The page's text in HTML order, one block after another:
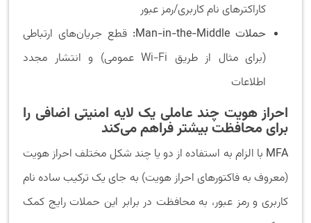
کاراکترهای نام کاربری/رمز عبور
حملات Man-in-the-Middle
: قطع جریان‌های ارتباطی
(برای مثال از طریق Wi-Fi عمومی) و انتشار مجدد
اطلاعات
احراز هویت چند عاملی یک لایه امنیتی اضافی را
برای محافظت بیشتر فراهم می‌کند
MFA با الزام به استفاده از دو یا چند شکل مختلف احراز هویت
(معروف به فاکتورهای احراز هویت) به جای یک ترکیب ساده نام
کاربری و رمز عبور، به محافظت در برابر این حملات رایج کمک